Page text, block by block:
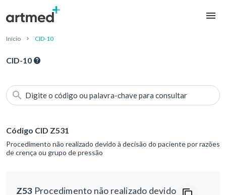
Início CID-10
CID-10
Digite o código ou palavra-chave para consultar
Código CID Z531
Procedimento não realizado devido à decisão do paciente por razões
de crença ou grupo de pressão
Z53 Procedimento não realizado devido